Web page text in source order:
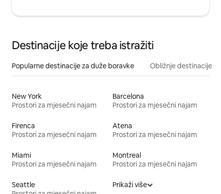
Destinacije koje treba istražiti
Popularne destinacije za duže boravke Obližnje destinacije
New York
Prostori za mjesečni najam
Barcelona
Prostori za mjesečni najam
Firenca
Prostori za mjesečni najam
Atena
Prostori za mjesečni najam
Miami
Prostori za mjesečni najam
Montreal
Prostori za mjesečni najam
Seattle
Prikaži više